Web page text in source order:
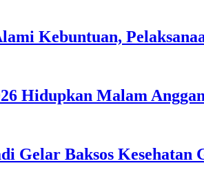
Kebuntuan,
Hidupkan Malam
Gelar Baksos Kesehatan